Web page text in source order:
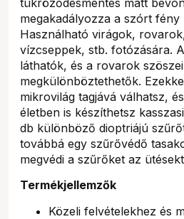
megakadályozza a szórt fény
Használható virágok,
vízcseppek, stb. fotózására.
láthatók, és a rovarok
megkülönböztethetők.
mikrovilág tagjává válhatsz,
életben is készíthetsz
db különböző dioptriájú
továbbá egy szűrővédő
megvédi a szűrőket az
Termékjellemzők
Közeli felvételekhez és